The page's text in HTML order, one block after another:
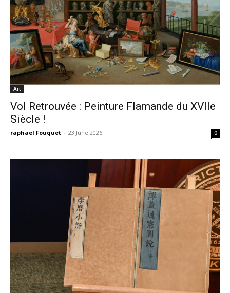
Art
Vol Retrouvée : Peinture Flamande du XVIIe
Siècle !
raphael Fouquet - 23 June 2026 0